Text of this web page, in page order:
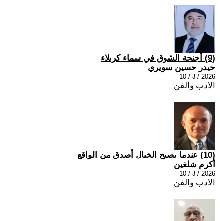
(9) أجنحة الشوق في سماء كربلاء
حيدر حسين سويري
2026 / 8 / 10
الادب والفن
(10) عندما يصبح الخيال أصدق من الواقع
أكرم شلغين
2026 / 8 / 10
الادب والفن